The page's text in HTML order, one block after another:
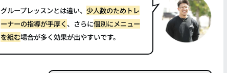
グループレッスンとは違い、少人数のためトレ
ーナーの指導が手厚く、さらに個別にメニュー
を組む場合が多く効果が出やすいです。